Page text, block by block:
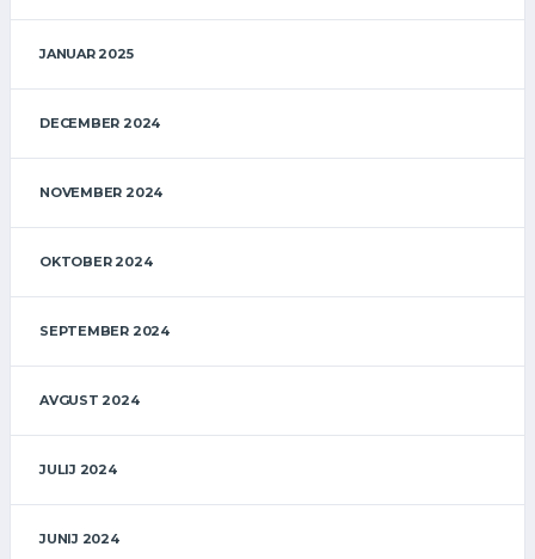
JANUAR 2025
DECEMBER 2024
NOVEMBER 2024
OKTOBER 2024
SEPTEMBER 2024
AVGUST 2024
JULIJ 2024
JUNIJ 2024